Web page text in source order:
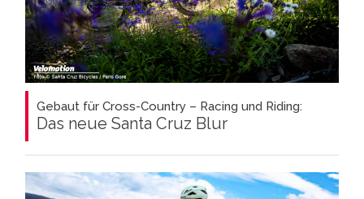
Gebaut für Cross-Country – Racing und Riding:
Das neue Santa Cruz Blur